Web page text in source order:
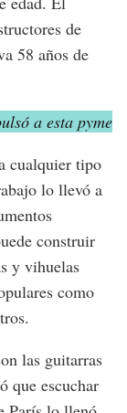
de
58 años de
a esta pyme
cualquier tipo
lo llevó a
construir
y vihuelas
como
las guitarras
que escuchar